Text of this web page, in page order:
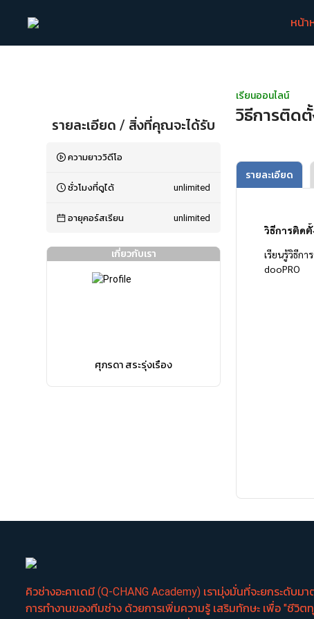
หน้า
รายละเอียด / สิ่งที่คุณจะได้รับ
ความยาววิดีโอ
ชั่วโมงที่ดูได้ unlimited
อายุคอร์สเรียน unlimited
เกี่ยวกับเรา
ศุภรดา สระรุ่งเรือง
เรียนออนไลน์
วิธีการติด
รายละเอียด
วิธีการติดตั้
เรียนรู้วิธีก
dooPRO
คิวช่างอะคาเดมี (Q-CHANG Academy) เรามุ่งมั่นที่จะยกระดับมา
การทำงานของทีมช่าง ด้วยการเพิ่มความรู้ เสริมทักษะ เพื่อ "ชีวิต